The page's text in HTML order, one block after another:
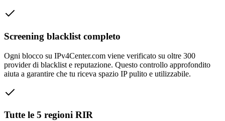
Screening blacklist completo
Ogni blocco su IPv4Center.com viene verificato su oltre 300
provider di blacklist e reputazione. Questo controllo approfondito
aiuta a garantire che tu riceva spazio IP pulito e utilizzabile.
Tutte le 5 regioni RIR